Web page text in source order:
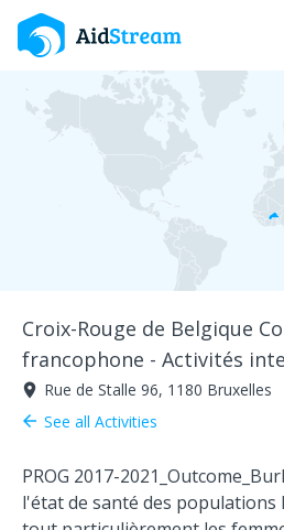
Croix-Rouge de Belgique
francophone - Activités
room Rue de Stalle 96, 1180 Bruxelles
arrow_back See all Activities
PROG 2017-2021_ Outcome_
l'état de santé des populations